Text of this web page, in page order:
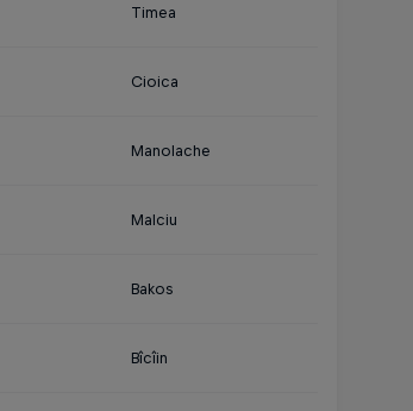
Timea
Cioica
Manolache
Malciu
Bakos
Bîcîin